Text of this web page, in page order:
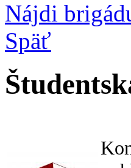
Nájdi
Späť